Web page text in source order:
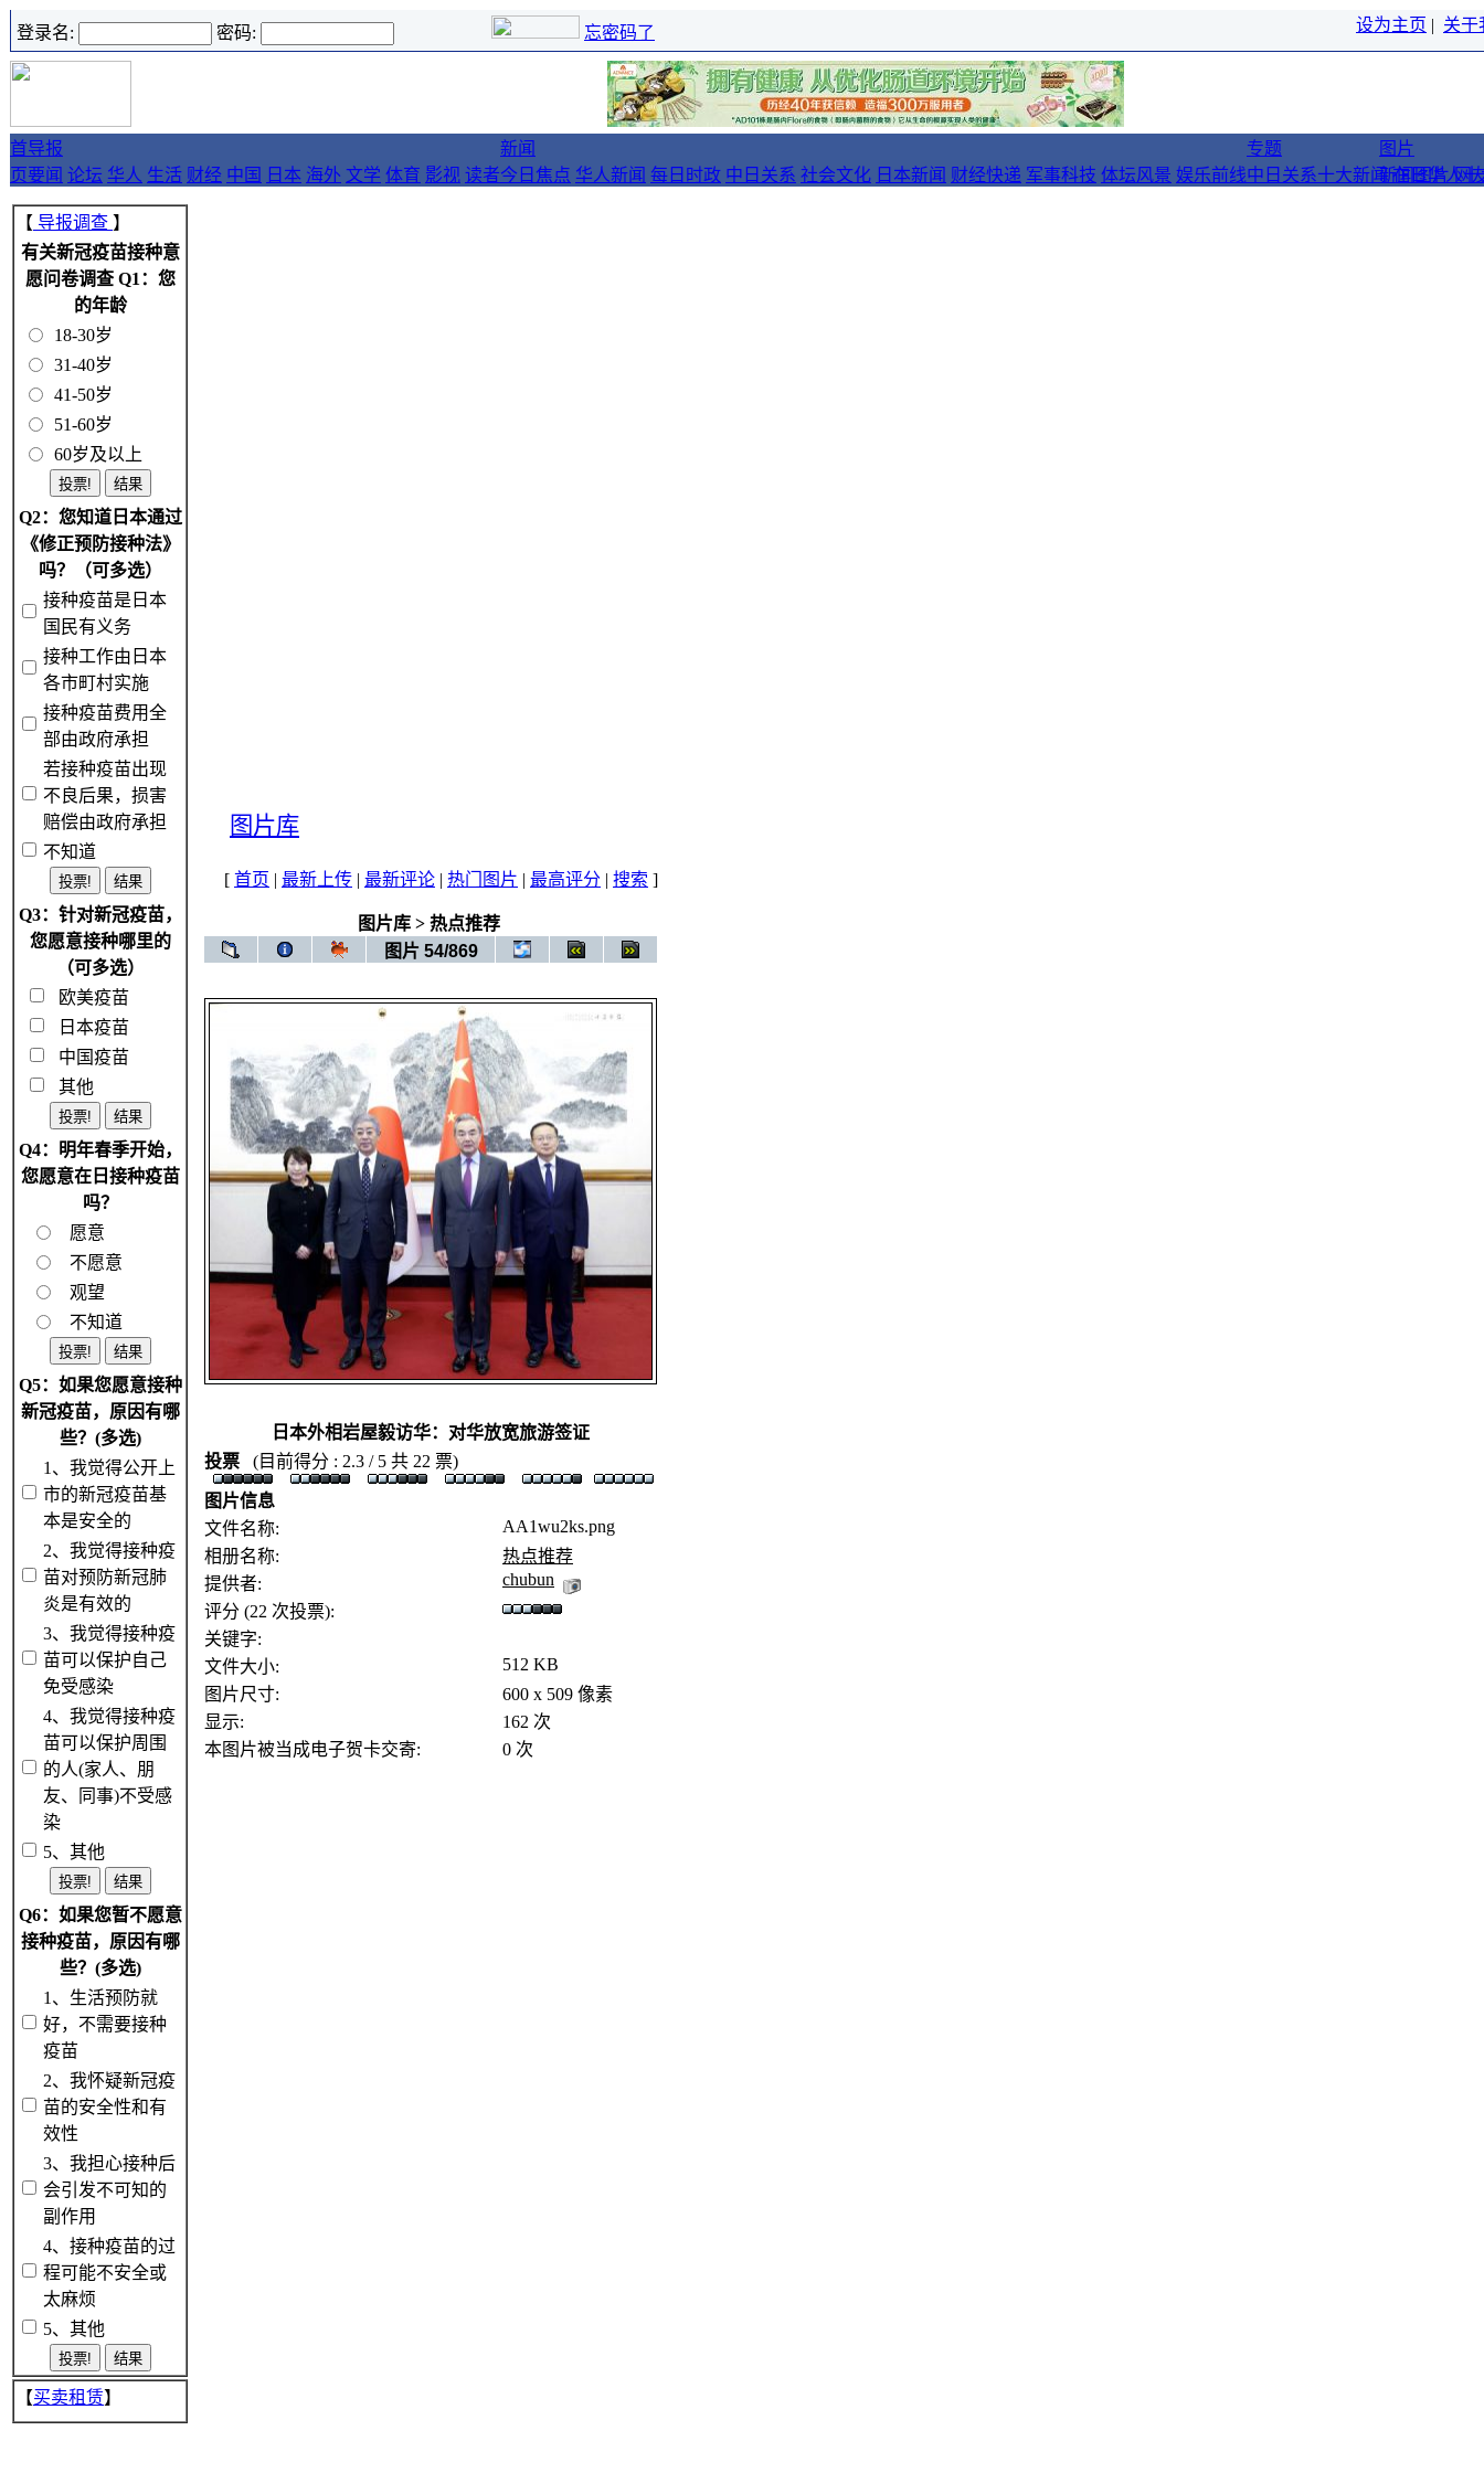
登录名: 密码: 忘密码了 设为主页 | 关于
首
页
导报
要闻 论坛 华人 生活 财经 中国 日本 海外 文学 体育 影视 读者
新闻
今日焦点 华人新闻 每日时政 中日关系 社会文化 日本新闻 财经快递 军事科技 体坛风景 娱乐前线
专题
中日关系十大新闻 在日华人
图片
新闻图片 网
【 导报调查 】
有关新冠疫苗接种意
愿问卷调查 Q1：您
的年龄
18-30岁
31-40岁
41-50岁
51-60岁
60岁及以上
Q2：您知道日本通过
《修正预防接种法》
吗？（可多选）
接种疫苗是日本
国民有义务
接种工作由日本
各市町村实施
接种疫苗费用全
部由政府承担
若接种疫苗出现
不良后果，损害
赔偿由政府承担
不知道
Q3：针对新冠疫苗，
您愿意接种哪里的
（可多选）
欧美疫苗
日本疫苗
中国疫苗
其他
Q4：明年春季开始，
您愿意在日接种疫苗
吗？
愿意
不愿意
观望
不知道
Q5：如果您愿意接种
新冠疫苗，原因有哪
些？(多选)
1、我觉得公开上
市的新冠疫苗基
本是安全的
2、我觉得接种疫
苗对预防新冠肺
炎是有效的
3、我觉得接种疫
苗可以保护自己
免受感染
4、我觉得接种疫
苗可以保护周围
的人(家人、朋
友、同事)不受感
染
5、其他
Q6：如果您暂不愿意
接种疫苗，原因有哪
些？(多选)
1、生活预防就
好，不需要接种
疫苗
2、我怀疑新冠疫
苗的安全性和有
效性
3、我担心接种后
会引发不可知的
副作用
4、接种疫苗的过
程可能不安全或
太麻烦
5、其他
【买卖租赁】
图片库
[ 首页 | 最新上传 | 最新评论 | 热门图片 | 最高评分 | 搜索 ]
图片库> 热点推荐
图片 54/869
日本外相岩屋毅访华：对华放宽旅游签证
投票
(目前得分 : 2.3 / 5 共 22 票)
图片信息
文件名称:
AA1wu2ks.png
相册名称:
热点推荐
提供者:
chubun
评分 (22 次投票):
关键字:
文件大小:
512 KB
图片尺寸:
600 x 509 像素
显示:
162 次
本图片被当成电子贺卡交寄:
0 次